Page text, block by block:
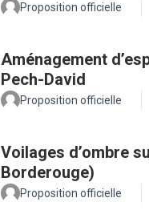
Proposition officielle
Aménagement
Pech-David
Proposition officielle
Voilages d’ombre
Borderouge)
Proposition officielle